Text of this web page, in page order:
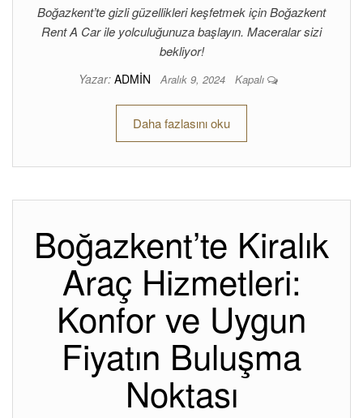
Boğazkent’te gizli güzellikleri keşfetmek için Boğazkent
Rent A Car ile yolculuğunuza başlayın. Maceralar sizi
bekliyor!
Yazar: ADMIN Aralık 9, 2024 Kapalı
Daha fazlasını oku
Boğazkent’te Kiralık
Araç Hizmetleri:
Konfor ve Uygun
Fiyatın Buluşma
Noktası